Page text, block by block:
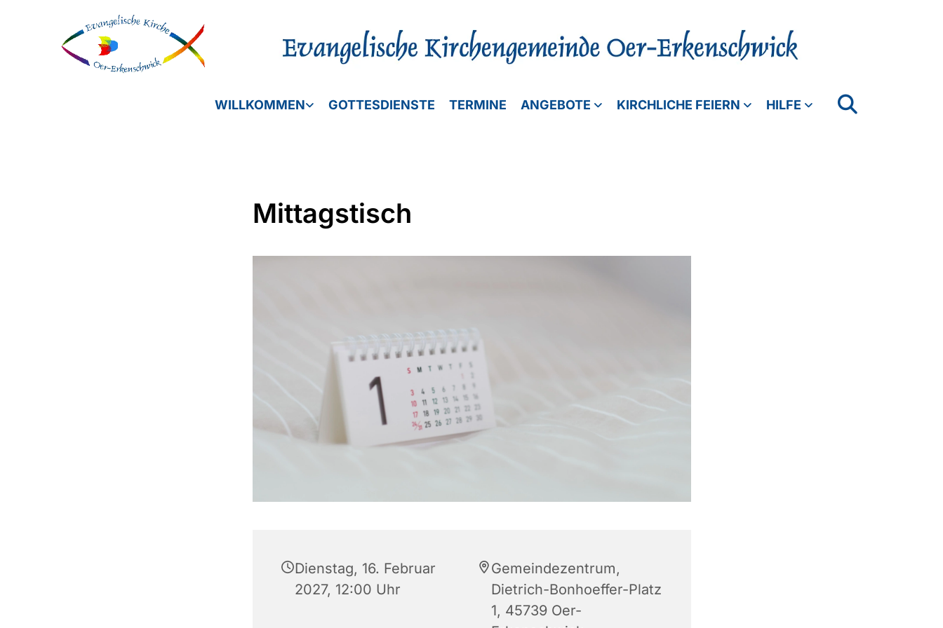
WILLKOMMEN GOTTESDIENSTE TERMINE ANGEBOTE KIRCHLICHE FEIERN HILFE
Mittagstisch
Dienstag, 16. Februar
2027, 12:00 Uhr
Gemeindezentrum,
Dietrich-Bonhoeffer-Platz
1, 45739 Oer-